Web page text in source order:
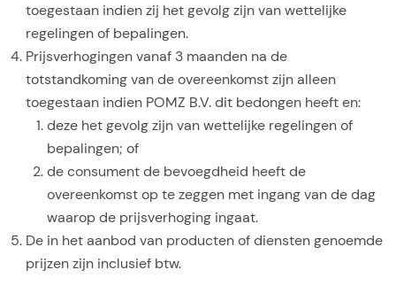
toegestaan indien zij het gevolg zijn van wettelijke
regelingen of bepalingen.
Prijsverhogingen vanaf 3 maanden na de
totstandkoming van de overeenkomst zijn alleen
toegestaan indien POMZ B.V. dit bedongen heeft en:
deze het gevolg zijn van wettelijke regelingen of
bepalingen; of
de consument de bevoegdheid heeft de
overeenkomst op te zeggen met ingang van de dag
waarop de prijsverhoging ingaat.
De in het aanbod van producten of diensten genoemde
prijzen zijn inclusief btw.